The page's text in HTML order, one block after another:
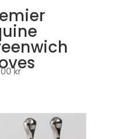
kr